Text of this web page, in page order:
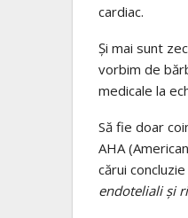
cardiac.
Și mai sunt
vorbim de
medicale la
Să fie doar
AHA
cărui
endoteliali și